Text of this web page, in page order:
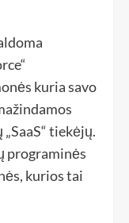
kuria savo
tiekėjų.
programinės
kurios tai